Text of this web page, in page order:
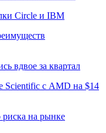
Circle и IBM
вдвое за квартал
Scientific с AMD на $14
на рынке